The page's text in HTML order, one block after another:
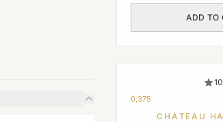
ADD TO
0,375
CHATEAU